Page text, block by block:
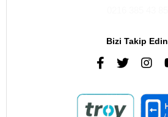
Bizi Takip Edin